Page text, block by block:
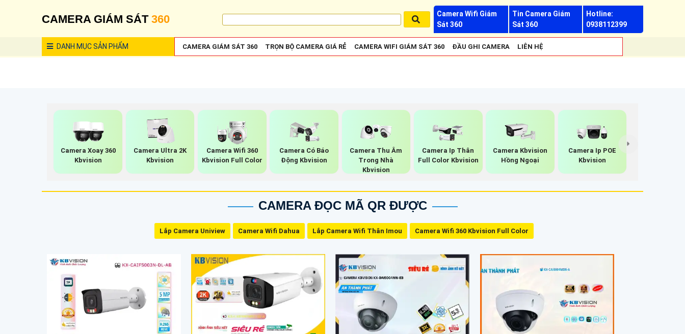
CAMERA GIÁM SÁT 360
Camera Wifi Giám
Sát 360
Tin Camera Giám
Sát 360
Hotline:
0938112399
DANH MỤCSẢN PHẨM CAMERA GIÁM SÁT 360 TRỌN BỘ CAMERA GIÁ RẺ CAMERA WIFI GIÁM SÁT 360 ĐẦU GHI CAMERA LIÊN HỆ
Camera Xoay 360
Kbvision
Camera Ultra 2K
Kbvision
Camera Wifi 360
Kbvision Full Color
Camera Có Báo
Động Kbvision
Camera Thu Âm
Trong Nhà
Kbvision
Camera Ip Thân
Full Color Kbvision
Camera Kbvision
Hồng Ngoại
Camera Ip POE
Kbvision
CAMERA ĐỌC MÃ QR ĐƯỢC
Lắp Camera Uniview Camera Wifi Dahua Lắp Camera Wifi Thân Imou Camera Wifi 360 Kbvision Full Color